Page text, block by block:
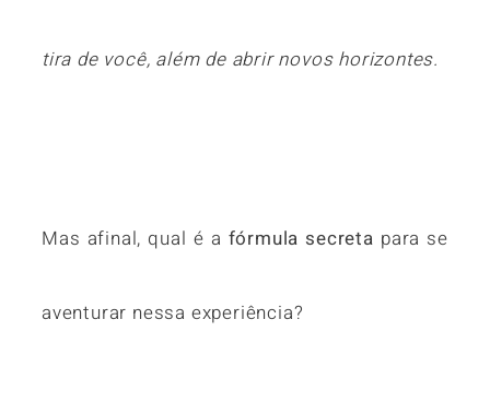
tira de você, além de abrir novos horizontes.
Mas afinal, qual é a fórmula secreta para se
aventurar nessa experiência?